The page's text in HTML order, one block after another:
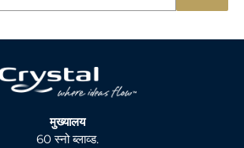
मुख्यालय
60 स्नो ब्लाव्ड.